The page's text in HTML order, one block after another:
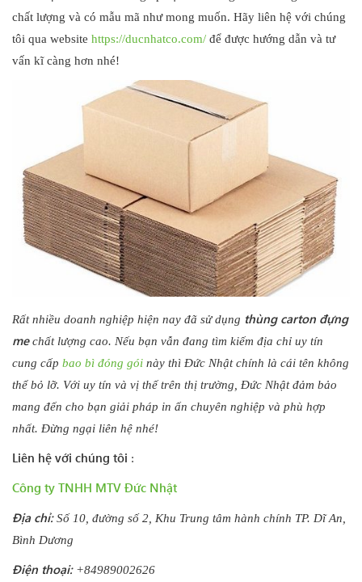
chất lượng và có mẫu mã như mong muốn. Hãy liên hệ với chúng
tôi qua website https://ducnhatco.com/ để được hướng dẫn và tư
vấn kĩ càng hơn nhé!
Rất nhiều doanh nghiệp hiện nay đã sử dụng thùng carton đựng
mechất lượng cao. Nếu bạn vẫn đang tìm kiếm địa chỉ uy tín
cung cấp bao bì đóng gói này thì Đức Nhật chính là cái tên không
thể bỏ lỡ. Với uy tín và vị thế trên thị trường, Đức Nhật đảm bảo
mang đến cho bạn giải pháp in ấn chuyên nghiệp và phù hợp
nhất. Đừng ngại liên hệ nhé!
Liên hệ với chúng tôi :
Công ty TNHH MTV Đức Nhật
Địa chỉ:Số 10, đường số 2, Khu Trung tâm hành chính TP. Dĩ An,
Bình Dương
Điện thoại:+84989002626